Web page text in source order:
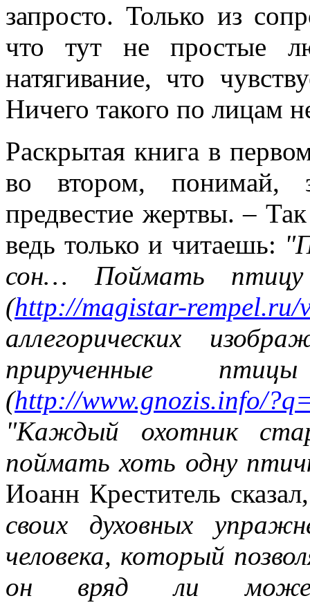
запросто. Только из
что тут не простые
натягивание, что
Ничего такого по лицам
Раскрытая книга в
во втором, понимай,
предвестие жертвы. –
ведь только и читаешь:
сон… Поймать
(http://magistar-
аллегорических
прирученные
(http://www.gnozis.info/
"Каждый охотник
поймать хоть одну
Иоанн Креститель
своих духовных
человека, который
он вряд ли